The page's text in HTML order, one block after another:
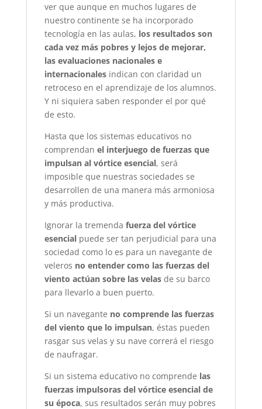
ver que aunque en muchos lugares de
nuestro continente se ha incorporado
tecnología en las aulas, los resultados son
cada vez más pobres y lejos de mejorar,
las evaluaciones nacionales e
internacionalesindican con claridad un
retroceso en el aprendizaje de los alumnos.
Y ni siquiera saben responder el por qué
de esto.
Hasta que los sistemas educativos no
comprendan el interjuego de fuerzas que
impulsan al vórtice esencial, será
imposible que nuestras sociedades se
desarrollen de una manera más armoniosa
y más productiva.
Ignorar la tremenda fuerza del vórtice
esencialpuede ser tan perjudicial para una
sociedad como lo es para un navegante de
veleros no entender como las fuerzas del
viento actúan sobre las velasde su barco
para llevarlo a buen puerto.
Si un navegante no comprende las fuerzas
del viento que lo impulsan, éstas pueden
rasgar sus velas y su nave correrá el riesgo
de naufragar.
Si un sistema educativo no comprende las
fuerzas impulsoras del vórtice esencial de
su época, sus resultados serán muy pobres